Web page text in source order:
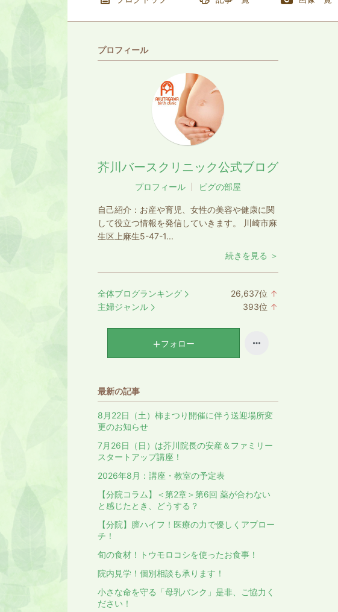
プロフィール
芥川バースクリニック公式ブログ
プロフィール ピグの部屋
自己紹介： お産や育児、女性の美容や健康に関
して役立つ情報を発信していきます。 川崎市麻
生区上麻生5-47-1...
続きを見る ＞
全体ブログランキング 26,637位 ↑
主婦ジャンル 393位 ↑
フォロー
最新の記事
8月22日（土）柿まつり開催に伴う送迎場所変
更のお知らせ
7月26日（日）は芥川院長の安産＆ファミリー
スタートアップ講座！
2026年8月：講座・教室の予定表
【分院コラム】＜第2章＞第6回 薬が合わない
と感じたとき、どうする？
【分院】膣ハイフ！医療の力で優しくアプロー
チ！
旬の食材！トウモロコシを使ったお食事！
院内見学！個別相談も承ります！
小さな命を守る「母乳バンク」是非、ご協力く
ださい！